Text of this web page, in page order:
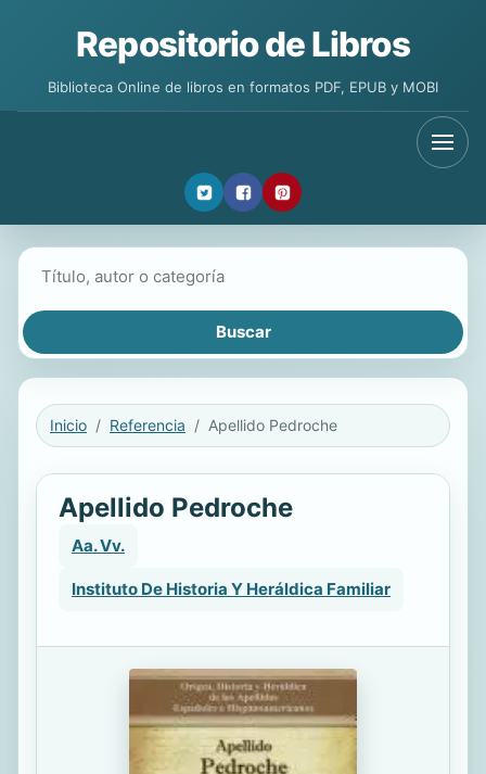
Repositorio de Libros
Biblioteca Online de libros en formatos PDF, EPUB y MOBI
Inicio Referencia Apellido Pedroche
Apellido Pedroche
Aa. Vv.
Instituto De Historia Y Heráldica Familiar